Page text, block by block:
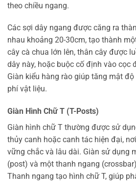
theo chiều ngang.
Các sợi dây ngang được căng ra
nhau khoảng 20-30cm, tạo thành
cây cà chua lớn lên, thân cây được
dây này, hoặc buộc cố định vào cọc
Giàn kiểu hàng rào giúp tăng mật
phí vật liệu.
Giàn Hình Chữ T (T-Posts)
Giàn hình chữ T thường được sử
thủy canh hoặc canh tác hiện đại,
vững chắc và lâu dài. Giàn sử dụng
(post) và một thanh ngang
Thanh ngang tạo hình chữ T, giúp